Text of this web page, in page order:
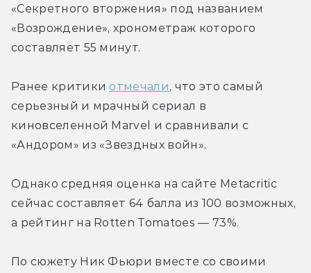
«Секретного вторжения» под названием
«Возрождение», хронометраж которого
составляет 55 минут.
Ранее критики отмечали, что это самый
серьезный и мрачный сериал в
киновселенной Marvel и сравнивали с
«Андором» из «Звездных войн».
Однако средняя оценка на сайте Metacritic
сейчас составляет 64 балла из 100 возможных,
а рейтинг на Rotten Tomatoes — 73%.
По сюжету Ник Фьюри вместе со своими